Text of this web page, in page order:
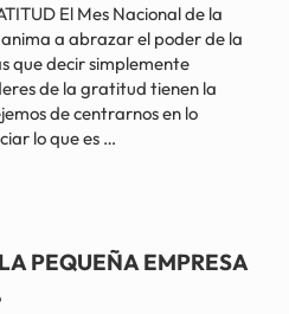
El Mes Nacional de la
a abrazar el poder de la
que decir simplemente
de la gratitud tienen la
de centrarnos en lo
lo que es …
GRATITUD – Noviembre
PEQUEÑA EMPRESA